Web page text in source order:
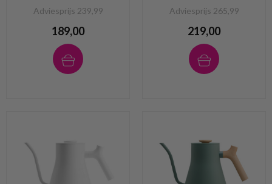
Adviesprijs 239,99
189,00
Adviesprijs 265,99
219,00